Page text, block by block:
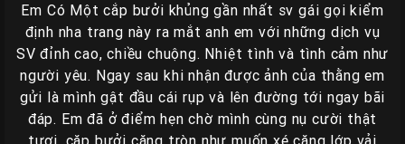
Đà
Nẵng
Gái
Gọi
Em Có Một cắp bưởi khủng gần nhất sv gái gọi kiểm
định nha trang này ra mắt anh em với những dịch vụ
SV đỉnh cao, chiều chuộng. Nhiệt tình và tình cảm như
người yêu. Ngay sau khi nhận được ảnh của thằng em
gửi là mình gật đầu cái rụp và lên đường tới ngay bãi
đáp. Em đã ở điểm hẹn chờ mình cùng nụ cười thật